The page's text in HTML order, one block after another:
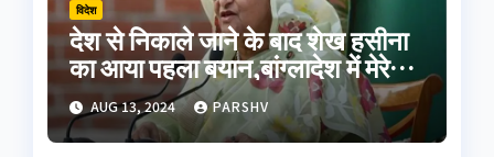
विदेश
देश से निकाले जाने के बाद शेख हसीना
का आया पहला बयान,बांग्लादेश में मेरे
पिता समेत शहीदों का हुआ अपमान
AUG 13, 2024 PARSHV